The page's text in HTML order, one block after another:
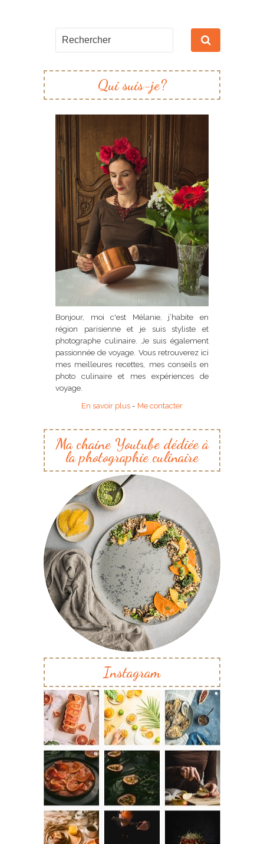
Qui suis-je?
Bonjour, moi c'est Mélanie, j’habite en
région parisienne et je suis styliste et
photographe culinaire. Je suis également
passionnée de voyage. Vous retrouverez ici
mes meilleures recettes, mes conseils en
photo culinaire et mes expériences de
voyage.
En savoir plus - Me contacter
Ma chaine Youtube dédiée à
la photographie culinaire
Instagram